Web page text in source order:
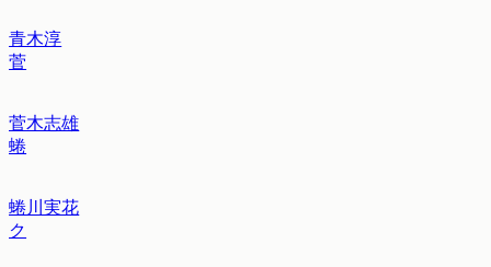
青木淳
菅
菅木志雄
蜷
蜷川実花
ク